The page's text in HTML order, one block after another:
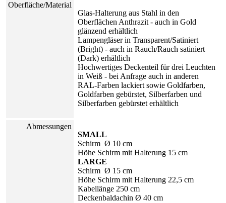
Oberfläche/Material
Glas-Halterung aus Stahl in den
Oberflächen Anthrazit - auch in Gold
glänzend erhältlich
Lampengläser in Transparent/Satiniert
(Bright) - auch in Rauch/Rauch satiniert
(Dark) erhältlich
Hochwertiges Deckenteil für drei Leuchten
in Weiß - bei Anfrage auch in anderen
RAL-Farben lackiert sowie Goldfarben,
Goldfarben gebürstet, Silberfarben und
Silberfarben gebürstet erhältlich
Abmessungen
SMALL
Schirm Ø 10 cm
Höhe Schirm mit Halterung 15 cm
LARGE
Schirm Ø 15 cm
Höhe Schirm mit Halterung 22,5 cm
Kabellänge 250 cm
Deckenbaldachin Ø 40 cm